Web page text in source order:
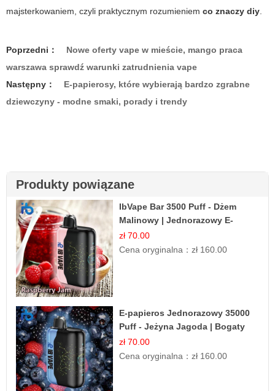
majsterkowaniem, czyli praktycznym rozumieniem co znaczy diy
Poprzedni：
Nowe oferty vape w mieście, mango praca
warszawa sprawdź warunki zatrudnienia vape
Następny：
E-papierosy, które wybierają bardzo zgrabne
dziewczyny - modne smaki, porady i trendy
Produkty powiązane
IbVape Bar 3500 Puff - Dżem
Malinowy | Jednorazowy E-
papieros
zł 70.00
Cena oryginalna：zł 160.00
E-papieros Jednorazowy 35000
Puff - Jeżyna Jagoda | Bogaty
Smak Leśnych Owoców
zł 70.00
Cena oryginalna：zł 160.00